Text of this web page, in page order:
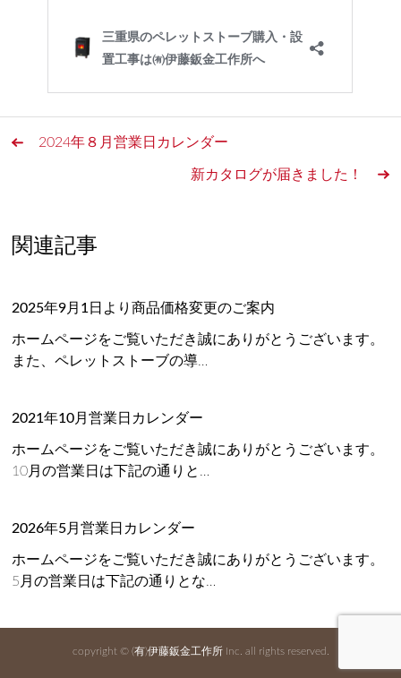
2024年８月営業日カレンダー
新カタログが届きました！
関連記事
2025年9月1日より商品価格変更のご案内
ホームページをご覧いただき誠にありがとうございます。
また、ペレットストーブの導…
2021年10月営業日カレンダー
ホームページをご覧いただき誠にありがとうございます。
10月の営業日は下記の通りと…
2026年5月営業日カレンダー
ホームページをご覧いただき誠にありがとうございます。
5月の営業日は下記の通りとな…
copyright © (有)伊藤鈑金工作所Inc. all rights reserved.